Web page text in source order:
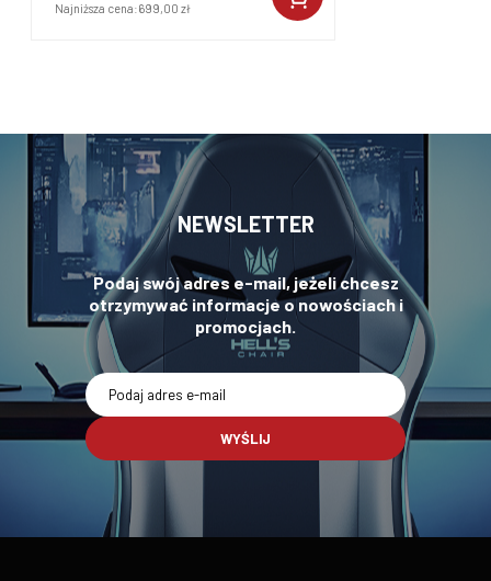
Najniższa cena:699,00 zł
NEWSLETTER
Podaj swój adres e-mail, jeżeli chcesz
otrzymywać informacje o nowościach i
promocjach.
WYŚLIJ